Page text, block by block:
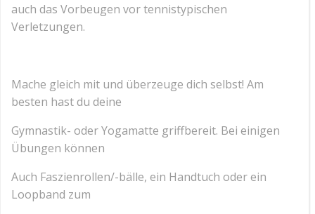
auch das Vorbeugen vor tennistypischen
Verletzungen.
Mache gleich mit und überzeuge dich selbst! Am
besten hast du deine
Gymnastik- oder Yogamatte griffbereit. Bei einigen
Übungen können
Auch Faszienrollen/-bälle, ein Handtuch oder ein
Loopband zum